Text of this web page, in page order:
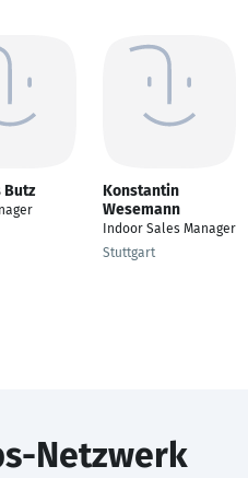
Butz
Konstantin
Wesemann
Indoor Sales Manager
Stuttgart
Netzwerk